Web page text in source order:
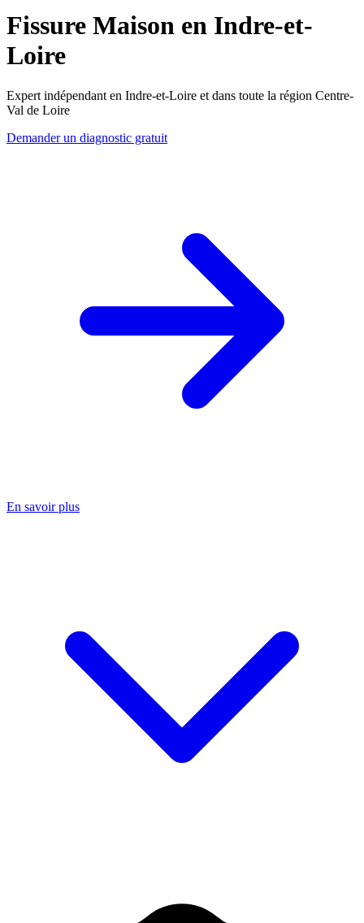
Fissure Maison en Indre-et-
Loire
Expert indépendant en Indre-et-Loire et dans toute la région Centre-
Val de Loire
Demander un diagnostic gratuit
En savoir plus